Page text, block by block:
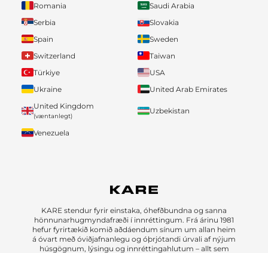
Romania
Saudi Arabia
Serbia
Slovakia
Spain
Sweden
Switzerland
Taiwan
Türkiye
USA
Ukraine
United Arab Emirates
United Kingdom
(væntanlegt)
Uzbekistan
Venezuela
KARE stendur fyrir einstaka, óhefðbundna og sanna
hönnunarhugmyndafræði í innréttingum. Frá árinu 1981
hefur fyrirtækið komið aðdáendum sínum um allan heim
á óvart með óviðjafnanlegu og óþrjótandi úrvali af nýjum
húsgögnum, lýsingu og innréttingahlutum – allt sem